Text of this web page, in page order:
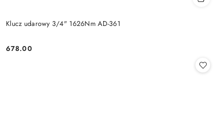
Klucz udarowy 3/4" 1626Nm AD-361
Cena:
678.00